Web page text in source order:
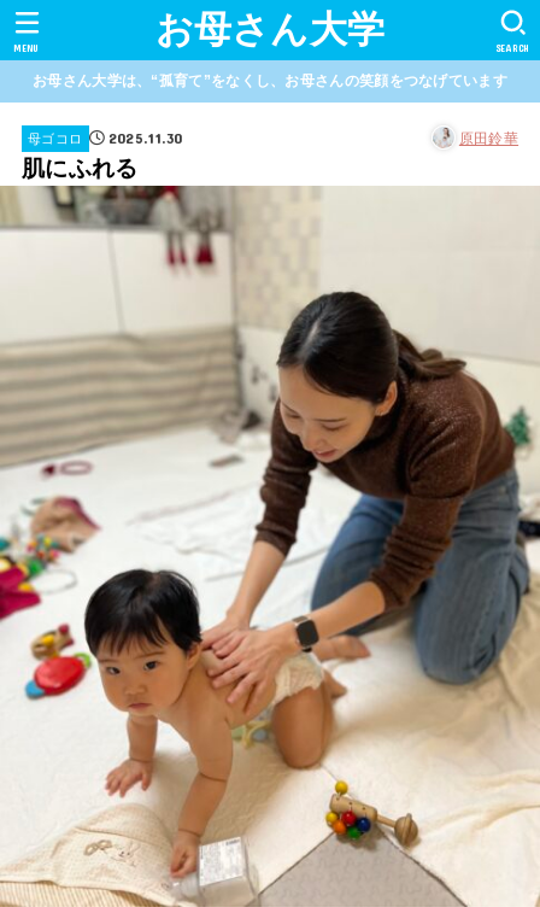
お母さん大学 SEARCH
MENU
お母さん大学は、“孤育て”をなくし、お母さんの笑顔をつなげています
母ゴコロ 2025.11.30 原田鈴華
肌にふれる